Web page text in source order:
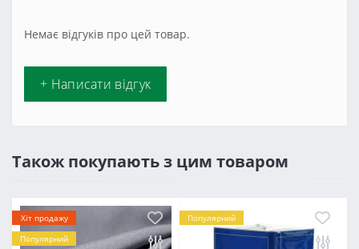
Немає відгуків про цей товар.
+ Написати відгук
Також покупають з цим товаром
Хіт продажу
Популярний
Популярний